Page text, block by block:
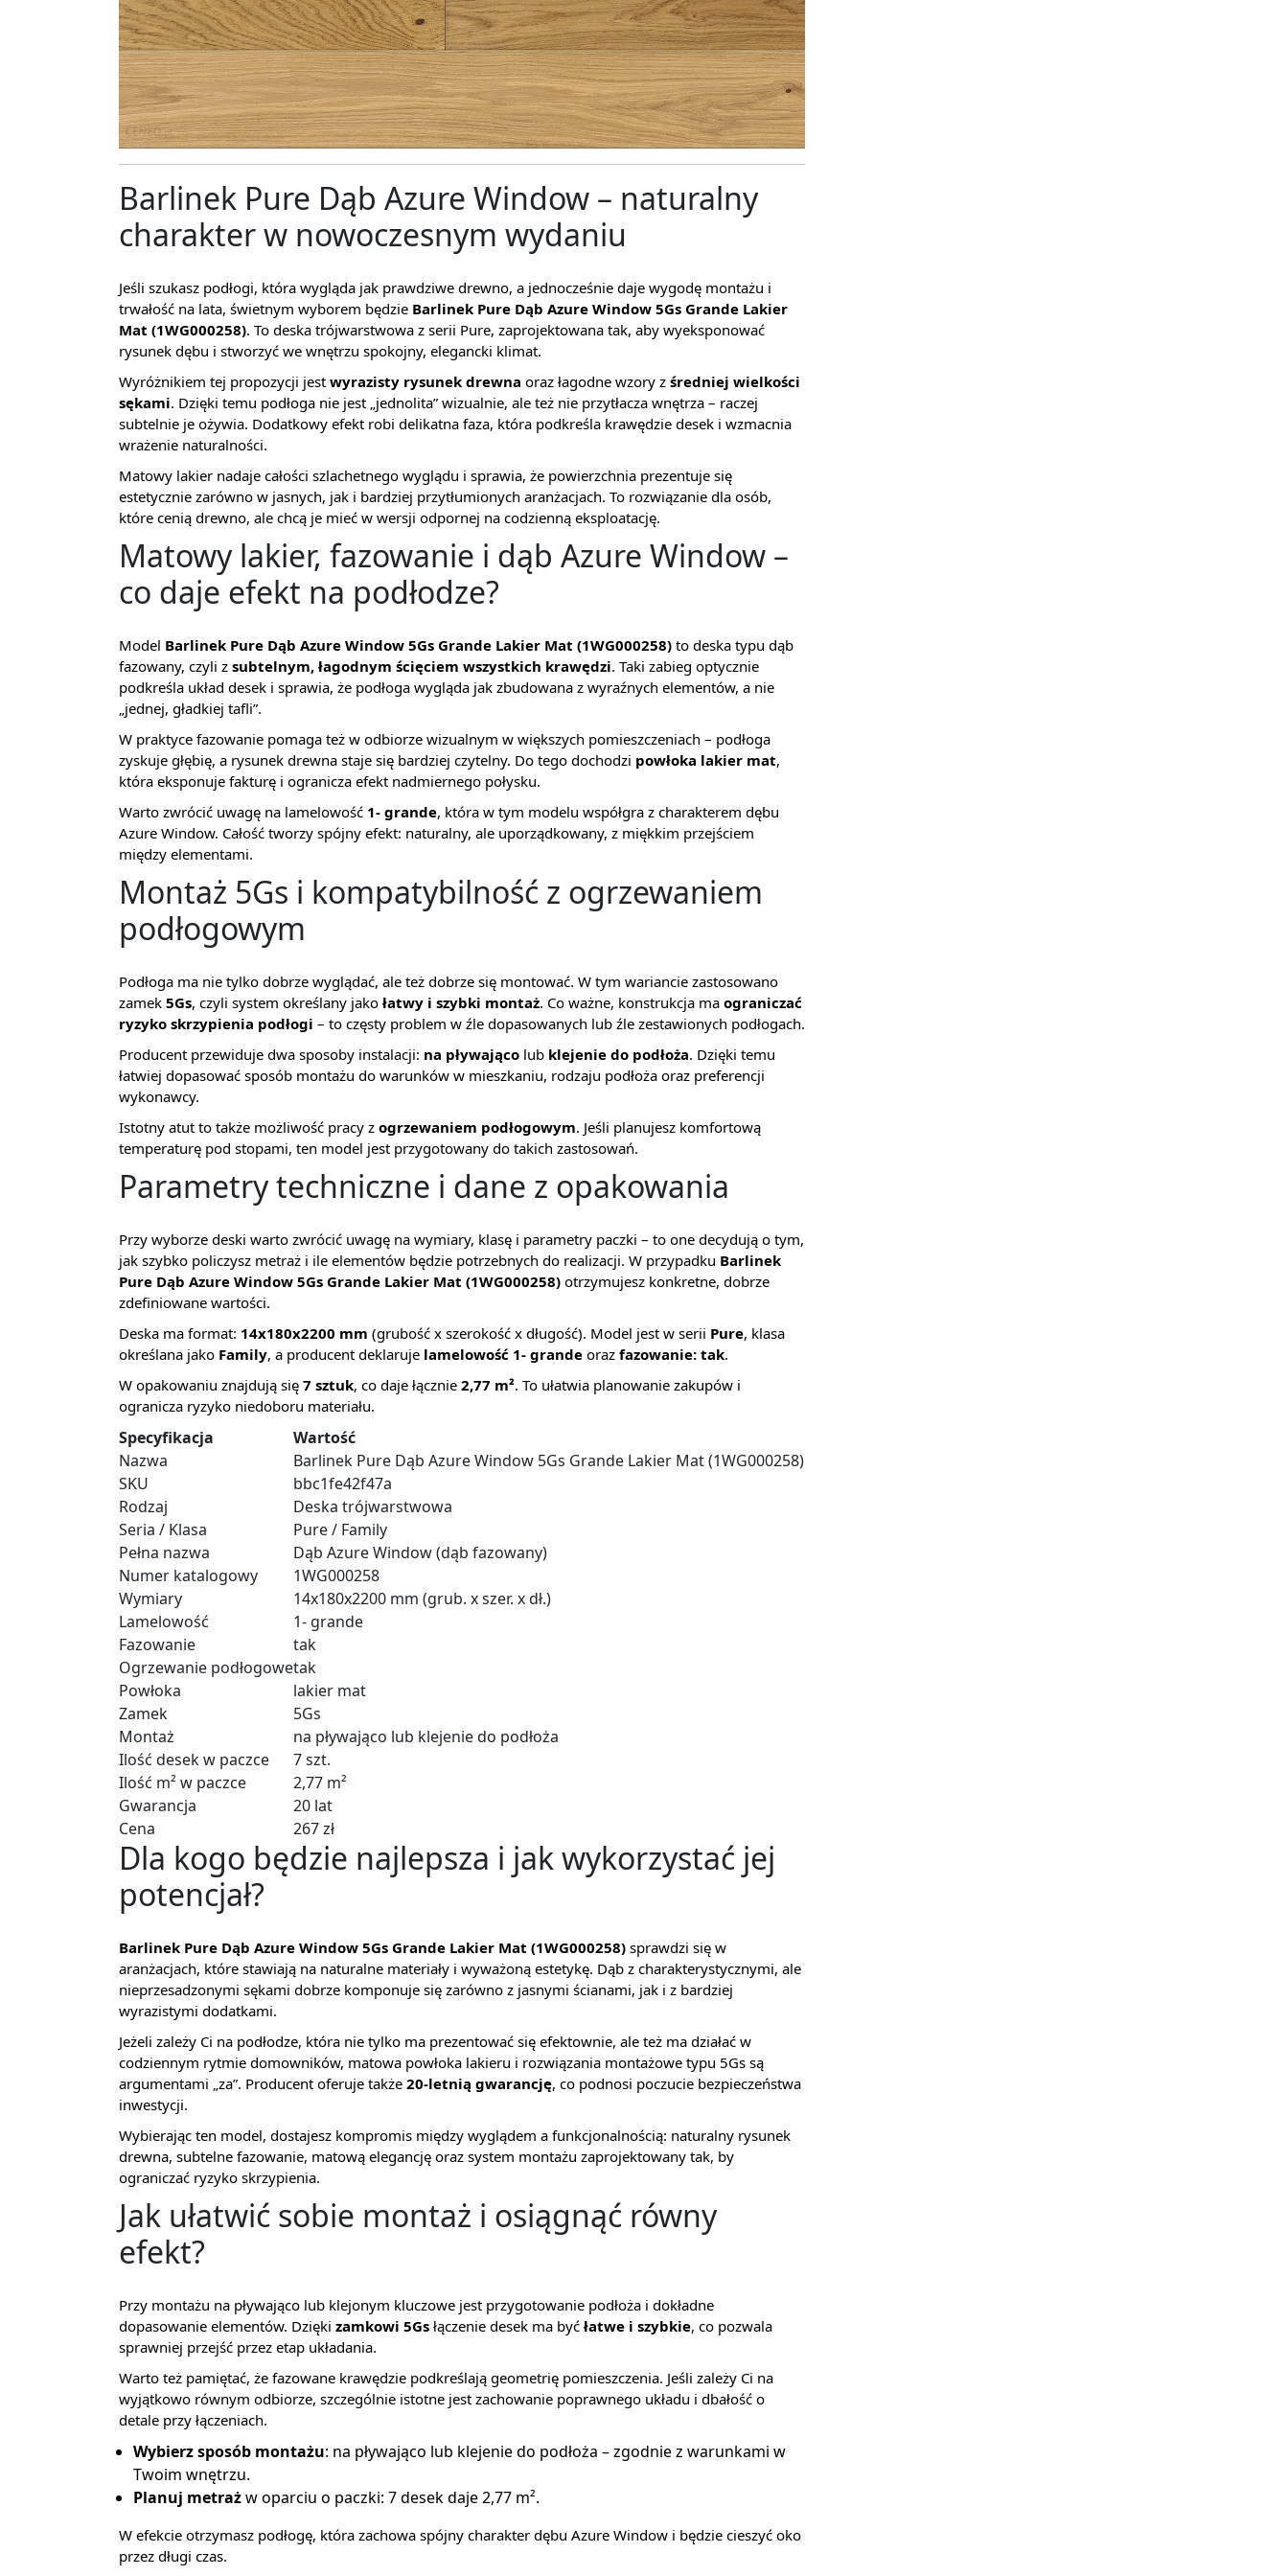
Barlinek Pure Dąb Azure Window – naturalny
charakter w nowoczesnym wydaniu
Jeśli szukasz podłogi, która wygląda jak prawdziwe drewno, a jednocześnie daje wygodę montażu i
trwałość na lata, świetnym wyborem będzie Barlinek Pure Dąb Azure Window 5Gs Grande Lakier
Mat (1WG000258). To deska trójwarstwowa z serii Pure, zaprojektowana tak, aby wyeksponować
rysunek dębu i stworzyć we wnętrzu spokojny, elegancki klimat.
Wyróżnikiem tej propozycji jest wyrazisty rysunek drewna oraz łagodne wzory z średniej wielkości
sękami. Dzięki temu podłoga nie jest „jednolita” wizualnie, ale też nie przytłacza wnętrza – raczej
subtelnie je ożywia. Dodatkowy efekt robi delikatna faza, która podkreśla krawędzie desek i wzmacnia
wrażenie naturalności.
Matowy lakier nadaje całości szlachetnego wyglądu i sprawia, że powierzchnia prezentuje się
estetycznie zarówno w jasnych, jak i bardziej przytłumionych aranżacjach. To rozwiązanie dla osób,
które cenią drewno, ale chcą je mieć w wersji odpornej na codzienną eksploatację.
Matowy lakier, fazowanie i dąb Azure Window –
co daje efekt na podłodze?
Model Barlinek Pure Dąb Azure Window 5Gs Grande Lakier Mat (1WG000258) to deska typu dąb
fazowany, czyli z subtelnym, łagodnym ścięciem wszystkich krawędzi. Taki zabieg optycznie
podkreśla układ desek i sprawia, że podłoga wygląda jak zbudowana z wyraźnych elementów, a nie
„jednej, gładkiej tafli”.
W praktyce fazowanie pomaga też w odbiorze wizualnym w większych pomieszczeniach – podłoga
zyskuje głębię, a rysunek drewna staje się bardziej czytelny. Do tego dochodzi powłoka lakier mat,
która eksponuje fakturę i ogranicza efekt nadmiernego połysku.
Warto zwrócić uwagę na lamelowość 1- grande, która w tym modelu współgra z charakterem dębu
Azure Window. Całość tworzy spójny efekt: naturalny, ale uporządkowany, z miękkim przejściem
między elementami.
Montaż 5Gs i kompatybilność z ogrzewaniem
podłogowym
Podłoga ma nie tylko dobrze wyglądać, ale też dobrze się montować. W tym wariancie zastosowano
zamek 5Gs, czyli system określany jako łatwy i szybki montaż. Co ważne, konstrukcja ma ograniczać
ryzyko skrzypienia podłogi – to częsty problem w źle dopasowanych lub źle zestawionych podłogach.
Producent przewiduje dwa sposoby instalacji: na pływająco lub klejenie do podłoża. Dzięki temu
łatwiej dopasować sposób montażu do warunków w mieszkaniu, rodzaju podłoża oraz preferencji
wykonawcy.
Istotny atut to także możliwość pracy z ogrzewaniem podłogowym. Jeśli planujesz komfortową
temperaturę pod stopami, ten model jest przygotowany do takich zastosowań.
Parametry techniczne i dane z opakowania
Przy wyborze deski warto zwrócić uwagę na wymiary, klasę i parametry paczki – to one decydują o tym,
jak szybko policzysz metraż i ile elementów będzie potrzebnych do realizacji. W przypadku Barlinek
Pure Dąb Azure Window 5Gs Grande Lakier Mat (1WG000258) otrzymujesz konkretne, dobrze
zdefiniowane wartości.
Deska ma format: 14x180x2200 mm (grubość x szerokość x długość). Model jest w serii Pure, klasa
określana jako Family, a producent deklaruje lamelowość 1- grande oraz fazowanie: tak.
W opakowaniu znajdują się 7 sztuk, co daje łącznie 2,77 m². To ułatwia planowanie zakupów i
ogranicza ryzyko niedoboru materiału.
Specyfikacja
Wartość
Nazwa
Barlinek Pure Dąb Azure Window 5Gs Grande Lakier Mat (1WG000258)
SKU
bbc1fe42f47a
Rodzaj
Deska trójwarstwowa
Seria / Klasa
Pure / Family
Pełna nazwa
Dąb Azure Window (dąb fazowany)
Numer katalogowy
1WG000258
Wymiary
14x180x2200 mm (grub. x szer. x dł.)
Lamelowość
1- grande
Fazowanie
tak
Ogrzewanie podłogowetak
Powłoka
lakier mat
Zamek
5Gs
Montaż
na pływająco lub klejenie do podłoża
Ilość desek w paczce
7 szt.
Ilość m² w paczce
2,77 m²
Gwarancja
20 lat
Cena
267 zł
Dla kogo będzie najlepsza i jak wykorzystać jej
potencjał?
Barlinek Pure Dąb Azure Window 5Gs Grande Lakier Mat (1WG000258) sprawdzi się w
aranżacjach, które stawiają na naturalne materiały i wyważoną estetykę. Dąb z charakterystycznymi, ale
nieprzesadzonymi sękami dobrze komponuje się zarówno z jasnymi ścianami, jak i z bardziej
wyrazistymi dodatkami.
Jeżeli zależy Ci na podłodze, która nie tylko ma prezentować się efektownie, ale też ma działać w
codziennym rytmie domowników, matowa powłoka lakieru i rozwiązania montażowe typu 5Gs są
argumentami „za”. Producent oferuje także 20-letnią gwarancję, co podnosi poczucie bezpieczeństwa
inwestycji.
Wybierając ten model, dostajesz kompromis między wyglądem a funkcjonalnością: naturalny rysunek
drewna, subtelne fazowanie, matową elegancję oraz system montażu zaprojektowany tak, by
ograniczać ryzyko skrzypienia.
Jak ułatwić sobie montaż i osiągnąć równy
efekt?
Przy montażu na pływająco lub klejonym kluczowe jest przygotowanie podłoża i dokładne
dopasowanie elementów. Dzięki zamkowi 5Gs łączenie desek ma być łatwe i szybkie, co pozwala
sprawniej przejść przez etap układania.
Warto też pamiętać, że fazowane krawędzie podkreślają geometrię pomieszczenia. Jeśli zależy Ci na
wyjątkowo równym odbiorze, szczególnie istotne jest zachowanie poprawnego układu i dbałość o
detale przy łączeniach.
Wybierz sposób montażu: na pływająco lub klejenie do podłoża – zgodnie z warunkami w
Twoim wnętrzu.
Planuj metrażw oparciu o paczki: 7 desek daje 2,77 m².
W efekcie otrzymasz podłogę, która zachowa spójny charakter dębu Azure Window i będzie cieszyć oko
przez długi czas.